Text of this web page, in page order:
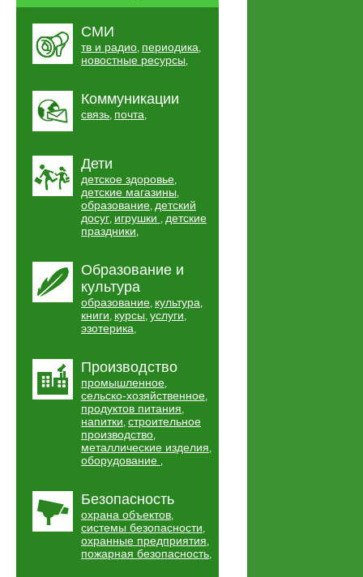
СМИ
тв и радио, периодика,
новостные ресурсы,
Коммуникации
связь, почта,
Дети
детское здоровье,
детские магазины,
образование, детский
досуг, игрушки , детские
праздники,
Образование и
культура
образование, культура,
книги, курсы, услуги,
эзотерика,
Производство
промышленное,
сельско-хозяйственное,
продуктов питания,
напитки, строительное
производство,
металлические изделия,
оборудование ,
Безопасность
охрана объектов,
системы безопасности,
охранные предприятия,
пожарная безопасность,